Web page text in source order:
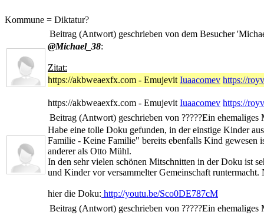
Kommune = Diktatur?
Beitrag (Antwort) geschrieben von dem Besucher
@Michael_38:
Zitat:
https://akbweaexfx.com - Emujevit Iuaacomev https://
https://akbweaexfx.com - Emujevit Iuaacomev https://
Beitrag (Antwort) geschrieben von ?????Ein ehemaliges
Habe eine tolle Doku gefunden, in der einstige Kinder
Familie - Keine Familie" bereits ebenfalls Kind gewesen
anderer als Otto Mühl.
In den sehr vielen schönen Mitschnitten in der Doku ist
und Kinder vor versammelter Gemeinschaft runtermacht.
hier die Doku: http://youtu.be/Sco0DE787cM
Beitrag (Antwort) geschrieben von ?????Ein ehemaliges